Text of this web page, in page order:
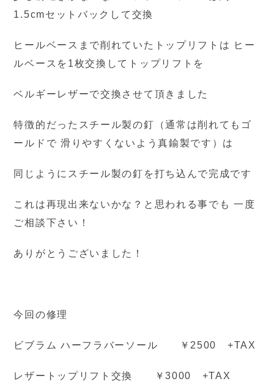
1.5cmセットバックして交換
ヒールベースまで削れていたトップリフトは ヒー
ルベースを1枚交換してトップリフトを
ベルギーレザーで交換させて頂きました
特徴的だったスチール製の釘（通常は削れてもゴ
ールドで 滑りやすくないよう真鍮製です）は
同じようにスチール製の釘を打ち込んで完成です
これは再現出来ないかな？と思われる事でも 一度
ご相談下さい！
ありがとうございました！
今回の修理
ビブラム ハーフラバーソール ￥2500 +TAX
レザートップリフト交換 ￥3000 +TAX